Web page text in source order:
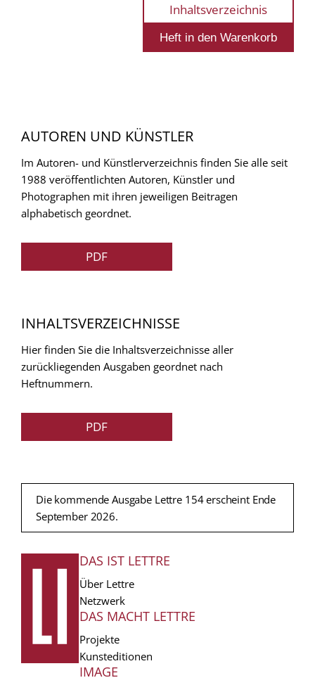
Inhaltsverzeichnis
AUTOREN UND KÜNSTLER
Im Autoren- und Künstlerverzeichnis finden Sie alle seit
1988 veröffentlichten Autoren, Künstler und
Photographen mit ihren jeweiligen Beitragen
alphabetisch geordnet.
PDF
INHALTSVERZEICHNISSE
Hier finden Sie die Inhaltsverzeichnisse aller
zurückliegenden Ausgaben geordnet nach
Heftnummern.
PDF
Die kommende Ausgabe Lettre 154 erscheint Ende
September 2026.
FUSSZEILE
DAS IST LETTRE
Über Lettre
Netzwerk
DAS MACHT LETTRE
Projekte
Kunsteditionen
IMAGE